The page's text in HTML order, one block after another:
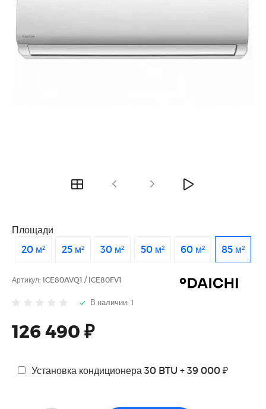
Площади
20 м²
25 м² 30 м² 50 м² 60 м² 85 м²
Артикул: ICE80AVQ1 / ICE80FV1
В наличии: 1
126 490 ₽
Установка кондиционера 30 BTU + 39 000 ₽